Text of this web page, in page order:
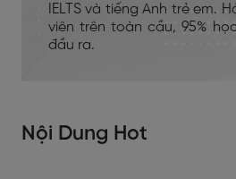
IELTS và tiếng Anh trẻ em.
viên trên toàn cầu, 95%
đầu ra.
Nội Dung Hot